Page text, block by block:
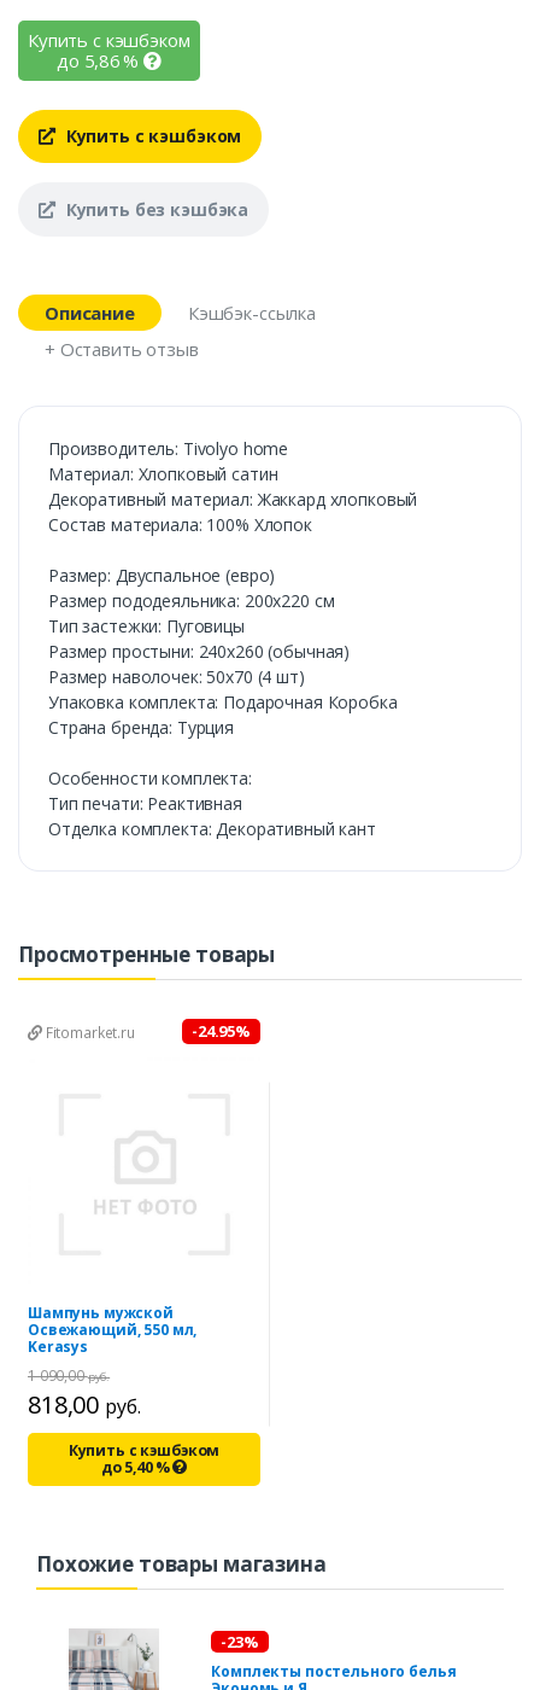
Купить с кэшбэком
до 5,86%
Купить с кэшбэком
Купить без кэшбэка
Описание
Кэшбэк-ссылка
+ Оставить отзыв
Производитель: Tivolyo home
Материал: Хлопковый сатин
Декоративный материал: Жаккард хлопковый
Состав материала: 100% Хлопок
Размер: Двуспальное (евро)
Размер пододеяльника: 200х220 см
Тип застежки: Пуговицы
Размер простыни: 240х260 (обычная)
Размер наволочек: 50х70 (4 шт)
Упаковка комплекта: Подарочная Коробка
Cтрана бренда: Турция
Особенности комплекта:
Тип печати: Реактивная
Отделка комплекта: Декоративный кант
Просмотренные товары
Fitomarket.ru -24.95%
Шампунь мужской
Освежающий, 550 мл,
Kerasys
1 090,00руб.
818,00 руб.
Купить с кэшбэком
до5,40%
Похожие товары магазина
-23%
Комплекты постельного белья